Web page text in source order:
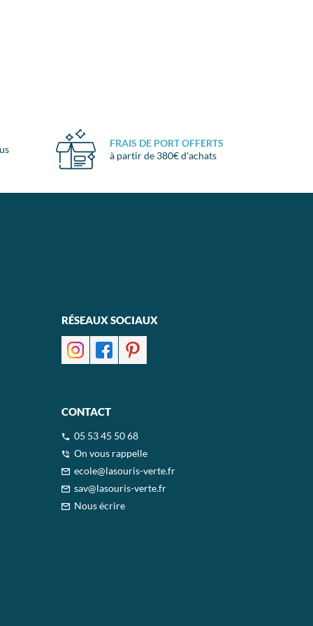
FRAIS DE PORT OFFERTS
à partir de 380€ d'achats
RÉSEAUX SOCIAUX
CONTACT
05 53 45 50 68
On vous rappelle
ecole@lasouris-verte.fr
sav@lasouris-verte.fr
Nous écrire